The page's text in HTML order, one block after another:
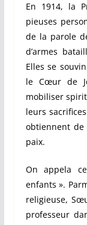
En 1914, la
pieuses
de la parole
d’armes
Elles se
le Cœur de
mobiliser
leurs
obtiennent
paix.
On appela
enfants ».
religieuse,
professeur